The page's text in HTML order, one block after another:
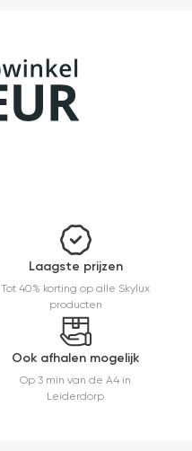
Laagste prijzen
Tot 40% korting op alle Skylux
producten
Ook afhalen mogelijk
Op 3 min van de A4 in
Leiderdorp